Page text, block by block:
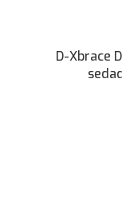
D-Xbrace